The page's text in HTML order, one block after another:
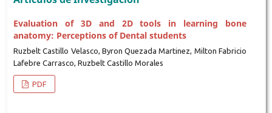
Evaluation of 3D and 2D tools in learning bone
anatomy: Perceptions of Dental students
Ruzbelt Castillo Velasco, Byron Quezada Martinez, Milton Fabricio
Lafebre Carrasco, Ruzbelt Castillo Morales
PDF